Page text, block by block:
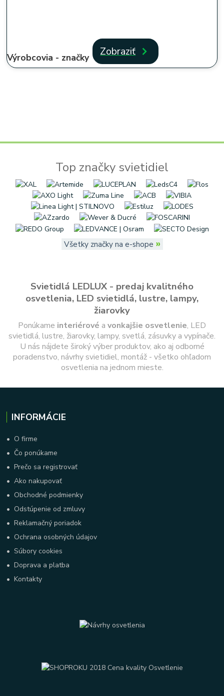
Výrobcovia - značky Zobraziť
Top značky svietidiel
Všetky značky na e-shope »
Svietidlá LEDLUX - predaj kvalitného
osvetlenia, LED svietidlá, lustre, lampy,
žiarovky
Ponúkame interiérové a vonkajšie osvetlenie, LED
svietidlá, lustre, žiarovky, lampy, svetlá, zásuvky a vypínače.
U nás nájdete široký výber produktov, ako aj odborné
poradenstvo, návrhy svietidiel, montáž - všetko ohľadom
osvetlenia na jednom mieste.
INFORMÁCIE
• O firme
• Čo ponúkame
•Prečo sa registrovať
•Ako nakupovať
• Obchodné podmienky
• Odstúpenie od zmluvy
•Reklamačný poriadok
• Ochrana osobných údajov
•Súbory cookies
•Doprava a platba
•Kontakty